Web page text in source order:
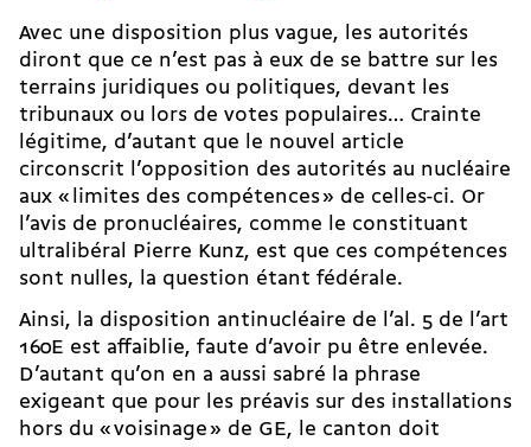
Avec une disposition plus vague, les autorités
diront que ce n’est pas à eux de se battre sur les
terrains juridiques ou politiques, devant les
tribunaux ou lors de votes populaires… Crainte
légitime, d’autant que le nouvel article
circonscrit l’opposition des autorités au nucléaire
aux « limites des compétences » de celles-ci. Or
l’avis de pronucléaires, comme le constituant
ultralibéral Pierre Kunz, est que ces compétences
sont nulles, la question étant fédérale.
Ainsi, la disposition antinucléaire de l’al. 5 de l’art
160E est affaiblie, faute d’avoir pu être enlevée.
D’autant qu’on en a aussi sabré la phrase
exigeant que pour les préavis sur des installations
hors du « voisinage » de GE, le canton doit